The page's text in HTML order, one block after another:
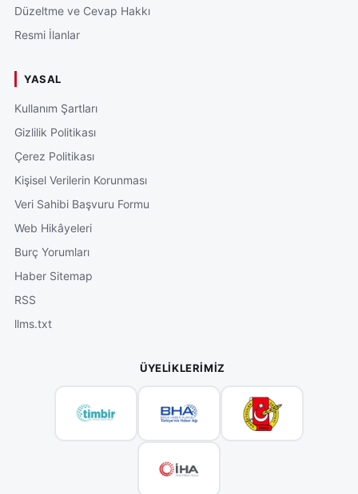
Düzeltme ve Cevap Hakkı
Resmi İlanlar
YASAL
Kullanım Şartları
Gizlilik Politikası
Çerez Politikası
Kişisel Verilerin Korunması
Veri Sahibi Başvuru Formu
Web Hikâyeleri
Burç Yorumları
Haber Sitemap
RSS
llms.txt
ÜYELIKLERIMIZ